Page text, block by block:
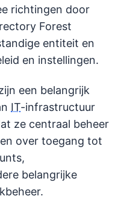
richtingen door
Forest
entiteit en
en instellingen.
een belangrijk
IT-infrastructuur
ze centraal beheer
over toegang tot
belangrijke